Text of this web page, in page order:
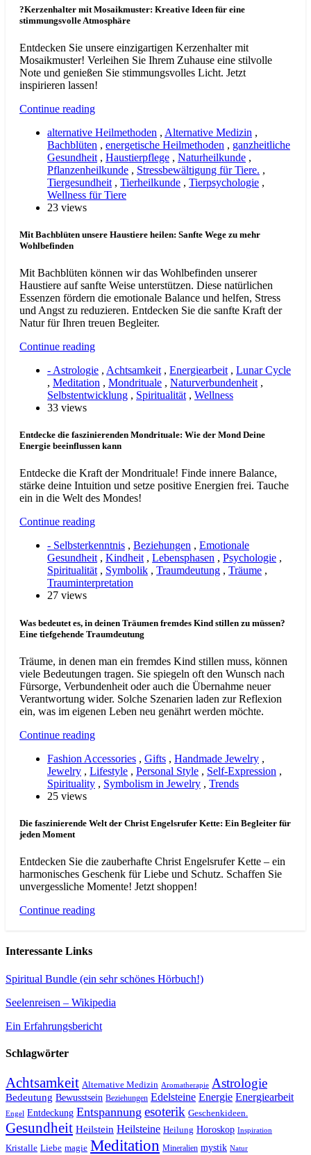
?Kerzenhalter mit Mosaikmuster: Kreative Ideen für eine
stimmungsvolle Atmosphäre
Entdecken Sie unsere einzigartigen Kerzenhalter mit
Mosaikmuster! Verleihen Sie Ihrem Zuhause eine stilvolle
Note und genießen Sie stimmungsvolles Licht. Jetzt
inspirieren lassen!
Continue reading
alternative Heilmethoden , Alternative Medizin ,
Bachblüten , energetische Heilmethoden , ganzheitliche
Gesundheit , Haustierpflege , Naturheilkunde ,
Pflanzenheilkunde , Stressbewältigung für Tiere. ,
Tiergesundheit , Tierheilkunde , Tierpsychologie ,
Wellness für Tiere
23 views
Mit Bachblüten unsere Haustiere heilen: Sanfte Wege zu mehr
Wohlbefinden
Mit Bachblüten können wir das Wohlbefinden unserer
Haustiere auf sanfte Weise unterstützen. Diese natürlichen
Essenzen fördern die emotionale Balance und helfen, Stress
und Angst zu reduzieren. Entdecken Sie die sanfte Kraft der
Natur für Ihren treuen Begleiter.
Continue reading
- Astrologie , Achtsamkeit , Energiearbeit , Lunar Cycle
, Meditation , Mondrituale , Naturverbundenheit ,
Selbstentwicklung , Spiritualität , Wellness
33 views
Entdecke die faszinierenden Mondrituale: Wie der Mond Deine
Energie beeinflussen kann
Entdecke die Kraft der Mondrituale! Finde innere Balance,
stärke deine Intuition und setze positive Energien frei. Tauche
ein in die Welt des Mondes!
Continue reading
- Selbsterkenntnis , Beziehungen , Emotionale
Gesundheit, Kindheit, Lebensphasen , Psychologie ,
Spiritualität, Symbolik , Traumdeutung , Träume ,
Trauminterpretation
27 views
Was bedeutet es, in deinen Träumen fremdes Kind stillen zu müssen?
Eine tiefgehende Traumdeutung
Träume, in denen man ein fremdes Kind stillen muss, können
viele Bedeutungen tragen. Sie spiegeln oft den Wunsch nach
Fürsorge, Verbundenheit oder auch die Übernahme neuer
Verantwortung wider. Solche Szenarien laden zur Reflexion
ein, was im eigenen Leben neu genährt werden möchte.
Continue reading
Fashion Accessories , Gifts , Handmade Jewelry ,
Jewelry , Lifestyle , Personal Style , Self-Expression ,
Spirituality , Symbolism in Jewelry , Trends
25 views
Die faszinierende Welt der Christ Engelsrufer Kette: Ein Begleiter für
jeden Moment
Entdecken Sie die zauberhafte Christ Engelsrufer Kette – ein
harmonisches Geschenk für Liebe und Schutz. Schaffen Sie
unvergessliche Momente! Jetzt shoppen!
Continue reading
Interessante Links
Spiritual Bundle (ein sehr schönes Hörbuch!)
Seelenreisen – Wikipedia
Ein Erfahrungsbericht
Schlagwörter
Achtsamkeit Alternative Medizin Aromatherapie Astrologie
Bedeutung Bewusstsein Beziehungen Edelsteine Energie Energiearbeit
Engel Entdeckung Entspannung esoterik Geschenkideen.
Gesundheit Heilstein Heilsteine Heilung Horoskop Inspiration
Kristalle Liebe magie Meditation Mineralien mystik Natur